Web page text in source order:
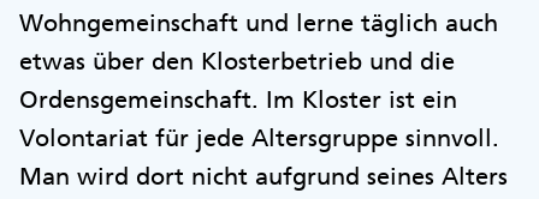
Wohngemeinschaft und lerne täglich auch
etwas über den Klosterbetrieb und die
Ordensgemeinschaft. Im Kloster ist ein
Volontariat für jede Altersgruppe sinnvoll.
Man wird dort nicht aufgrund seines Alters